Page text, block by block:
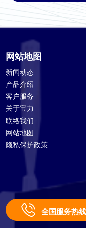
网站地图
新闻动态
产品介绍
客户服务
关于宝力
联络我们
网站地图
隐私保护政策
全国服务热